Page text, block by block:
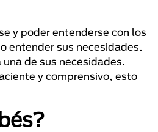
y poder entenderse con los
entender sus necesidades.
de sus necesidades.
y comprensivo, esto